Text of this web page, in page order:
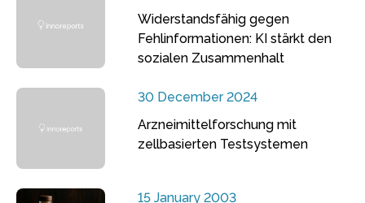
Widerstandsfähig gegen
Fehlinformationen: KI stärkt den
sozialen Zusammenhalt
30 December 2024
Arzneimittelforschung mit
zellbasierten Testsystemen
15 January 2003